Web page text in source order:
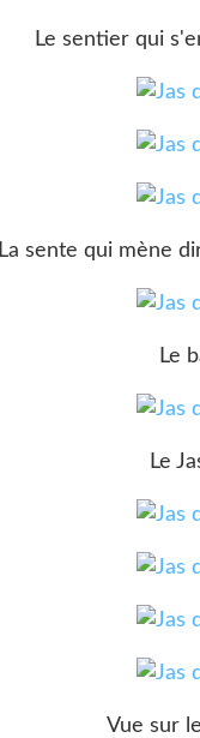
Le sentier qui
La sente qui mène
Le
Le
Vue sur